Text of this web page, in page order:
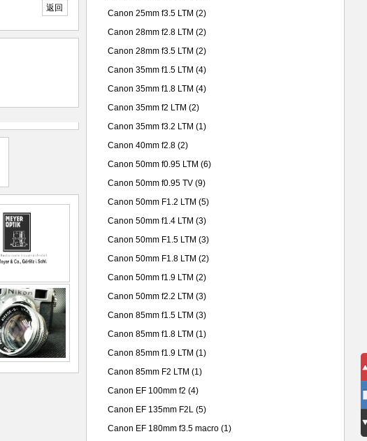
返回
Canon 25mm f3.5 LTM (2)
Canon 28mm f2.8 LTM (2)
Canon 28mm f3.5 LTM (2)
Canon 35mm f1.5 LTM (4)
Canon 35mm f1.8 LTM (4)
Canon 35mm f2 LTM (2)
Canon 35mm f3.2 LTM (1)
Canon 40mm f2.8 (2)
Canon 50mm f0.95 LTM (6)
Canon 50mm f0.95 TV (9)
Canon 50mm F1.2 LTM (5)
Canon 50mm f1.4 LTM (3)
Canon 50mm F1.5 LTM (3)
Canon 50mm F1.8 LTM (2)
Canon 50mm f1.9 LTM (2)
Canon 50mm f2.2 LTM (3)
Canon 85mm f1.5 LTM (3)
Canon 85mm f1.8 LTM (1)
Canon 85mm f1.9 LTM (1)
Canon 85mm F2 LTM (1)
Canon EF 100mm f2 (4)
Canon EF 135mm F2L (5)
Canon EF 180mm f3.5 macro (1)